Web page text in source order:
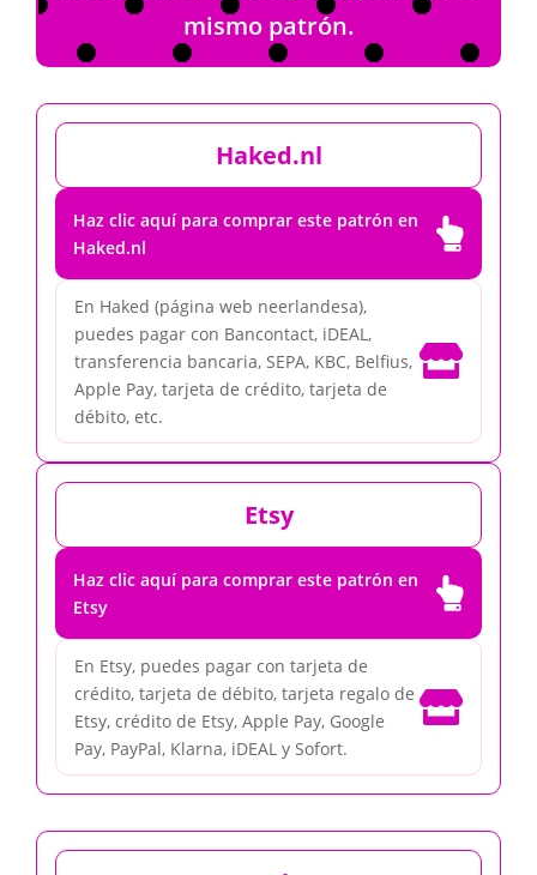
mismo patrón.
Haked.nl
Haz clic aquí para comprar este patrón en
Haked.nl

En Haked (página web neerlandesa),
puedes pagar con Bancontact, iDEAL,
transferencia bancaria, SEPA, KBC, Belfius,
Apple Pay, tarjeta de crédito, tarjeta de
débito, etc.

Etsy
Haz clic aquí para comprar este patrón en
Etsy

En Etsy, puedes pagar con tarjeta de
crédito, tarjeta de débito, tarjeta regalo de
Etsy, crédito de Etsy, Apple Pay, Google
Pay, PayPal, Klarna, iDEAL y Sofort.
